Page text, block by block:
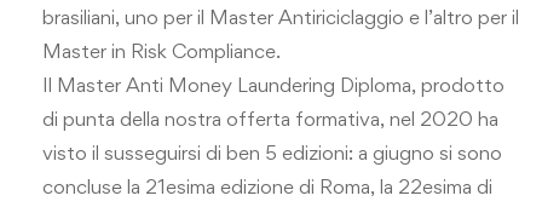
brasiliani, uno per il Master Antiriciclaggio e l’altro per il
Master in Risk Compliance.
Il Master Anti Money Laundering Diploma, prodotto
di punta della nostra offerta formativa, nel 2020 ha
visto il susseguirsi di ben 5 edizioni: a giugno si sono
concluse la 21esima edizione di Roma, la 22esima di